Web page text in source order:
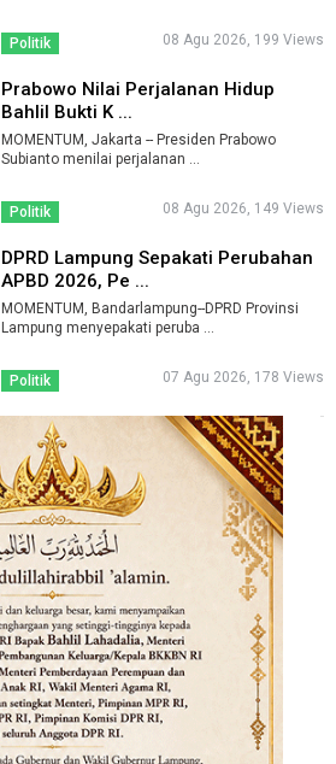
Politik 08 Agu 2026, 199 Views
Prabowo Nilai Perjalanan Hidup
Bahlil Bukti K ...
MOMENTUM, Jakarta -- Presiden Prabowo
Subianto menilai perjalanan ...
Politik 08 Agu 2026, 149 Views
DPRD Lampung Sepakati Perubahan
APBD 2026, Pe ...
MOMENTUM, Bandarlampung--DPRD Provinsi
Lampung menyepakati peruba ...
Politik 07 Agu 2026, 178 Views